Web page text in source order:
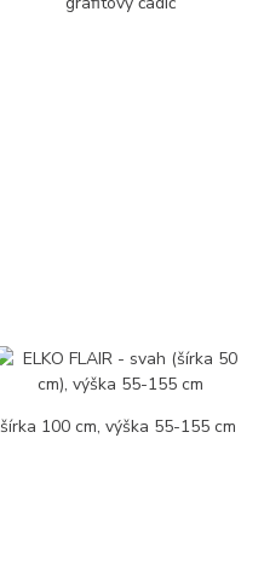
šírka 100 cm, výška 55-155 cm